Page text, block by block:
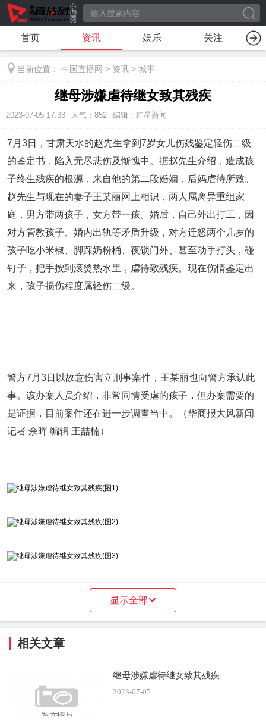
首页 资讯 娱乐 关注
当前位置： 中国直播网 > 资讯 > 城事
继母涉嫌虐待继女致其残疾
2023-07-05 17:33 人气： 852 编辑：红星新闻
7月3日，甘肃天水的赵先生拿到7岁女儿伤残鉴定轻伤二级
的鉴定书，陷入无尽悲伤及惭愧中。据赵先生介绍，造成孩
子终生残疾的根源，来自他的第二段婚姻，后妈虐待所致。
赵先生与现在的妻子王某丽网上相识，两人属离异重组家
庭，男方带两孩子，女方带一孩。婚后，自己外出打工，因
对方管教孩子、婚内出轨等矛盾升级，对方迁怒两个几岁的
孩子吃小米椒、脚踩奶粉桶、夜锁门外、甚至动手打头，碰
钉子，把手按到滚烫热水里，虐待致残疾。现在伤情鉴定出
来，孩子损伤程度属轻伤二级。
警方7月3日以故意伤害立刑事案件，王某丽也向警方承认此
事。该办案人员介绍，非常同情受虐的孩子，但办案需要的
是证据，目前案件还在进一步调查当中。（华商报大风新闻
记者 佘晖 编辑 王喆楠）
显示全部
相关文章
继母涉嫌虐待继女致其残疾
2023-07-05